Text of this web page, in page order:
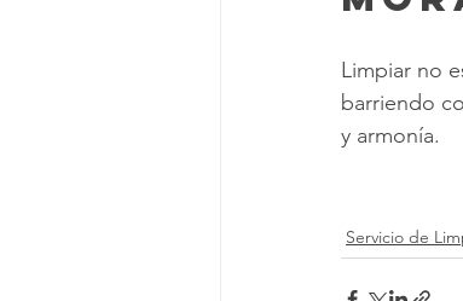
Limpiar no
barriendo
y armonía.
Servicio de